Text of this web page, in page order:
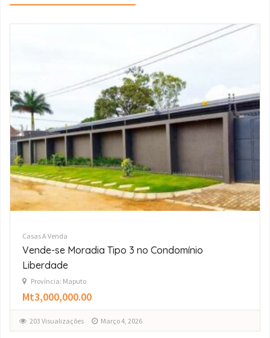
Casas A Venda
Vende-se excelente apartamento T3 na
Malhangalene
Província: Maputo
Mt8,000,000.00
217 Visualizações Março 4, 2026